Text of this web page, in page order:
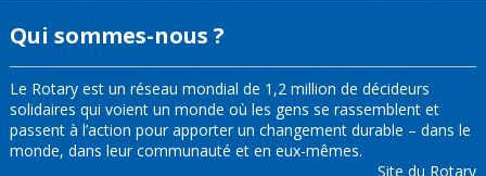
Qui sommes-nous ?
Le Rotary est un réseau mondial de 1,2 million de décideurs
solidaires qui voient un monde où les gens se rassemblent et
passent à l’action pour apporter un changement durable – dans le
monde, dans leur communauté et en eux-mêmes.
Site du Rotary